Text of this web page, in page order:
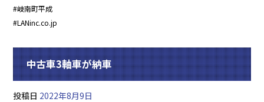
#岐南町平成
#LANinc.co.jp
中古車3軸車が納車
投稿日 2022年8月9日